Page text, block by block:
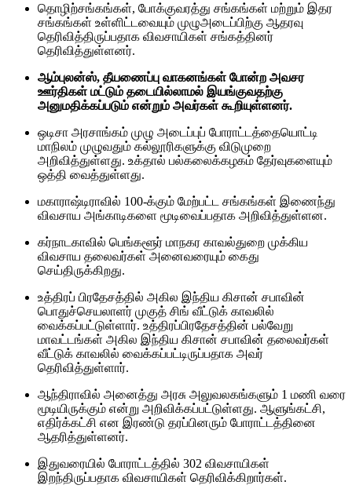
தொழிற்சங்கங்கள், போக்குவரத்து சங்கங்கள் மற்றும் இதர
சங்கங்கள் உள்ளிட்டவையும் முழுஅடைப்பிற்கு ஆதரவு
தெரிவித்திருப்பதாக விவசாயிகள் சங்கத்தினர்
தெரிவித்துள்ளனர்.
ஆம்புலன்ஸ், தீயணைப்பு வாகனங்கள் போன்ற அவசர
ஊர்திகள் மட்டும் தடையில்லாமல் இயங்குவதற்கு
அனுமதிக்கப்படும் என்றும் அவர்கள் கூறியுள்ளனர்.
ஒடிசா அரசாங்கம் முழு அடைப்புப் போராட்டத்தையொட்டி
மாநிலம் முழுவதும் கல்லூரிகளுக்கு விடுமுறை
அறிவித்துள்ளது. உக்தால் பல்கலைக்கழகம் தேர்வுகளையும்
ஒத்தி வைத்துள்ளது.
மகாராஷ்டிராவில் 100-க்கும் மேற்பட்ட சங்கங்கள் இணைந்து
விவசாய அங்காடிகளை மூடிவைப்பதாக அறிவித்துள்ளன.
கர்நாடகாவில் பெங்களூர் மாநகர காவல்துறை முக்கிய
விவசாய தலைவர்கள் அனைவரையும் கைது
செய்திருக்கிறது.
உத்திரப் பிரதேசத்தில் அகில இந்திய கிசான் சபாவின்
பொதுச்செயலாளர் முகுத் சிங் வீட்டுக் காவலில்
வைக்கப்பட்டுள்ளார். உத்திரப்பிரதேசத்தின் பல்வேறு
மாவட்டங்கள் அகில இந்திய கிசான் சபாவின் தலைவர்கள்
வீட்டுக் காவலில் வைக்கப்பட்டிருப்பதாக அவர்
தெரிவித்துள்ளார்.
ஆந்திராவில் அனைத்து அரசு அலுவலகங்களும் 1 மணி வரை
மூடியிருக்கும் என்று அறிவிக்கப்பட்டுள்ளது. ஆளுங்கட்சி,
எதிர்க்கட்சி என இரண்டு தரப்பினரும் போராட்டத்தினை
ஆதரித்துள்ளனர்.
இதுவரையில் போராட்டத்தில் 302 விவசாயிகள்
இறந்திருப்பதாக விவசாயிகள் தெரிவிக்கிறார்கள்.